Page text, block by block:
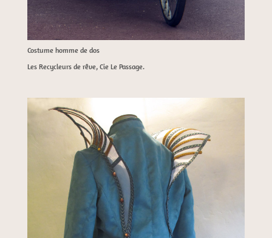
Costume homme de dos
Les Recycleurs de rêve, Cie Le Passage.